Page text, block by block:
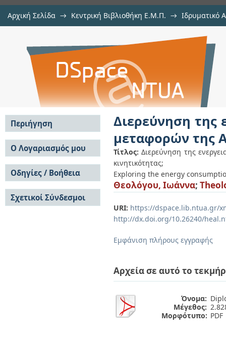
Αρχική Σελίδα → Κεντρική Βιβλιοθήκη Ε.Μ.Π. → Ιδρυματικό
Διερεύνηση της ενεργειακής
Αθήνας με βάση πρότυπα
Διερεύνηση της
μεταφορών της
Τίτλος: Διερεύνηση της
κινητικότητας;
Exploring the energy
Θεολόγου, Ιωάννα;
URI: https://dspace.lib.ntua.gr/
http://dx.doi.org/10.26240/
Εμφάνιση πλήρους εγγραφής
Αρχεία σε αυτό το
Όνομα:
Μέγεθος:
Μορφότυπο: PDF
Περιήγηση
Σε όλο το DSpace
Κοινότητες & Συλλογές
Ανά Ημερομηνία
Έκδοσης
Συγγραφείς
Τίτλοι
Θέματα
Ο Λογαριασμός μου
Σύνδεση
Εγγραφή
Οδηγίες / Βοήθεια
Οδηγίες Υποβολής
Οδηγίες Χρήσης ΙΑ
Συχνές Ερωτήσεις
Σχετικοί Σύνδεσμοι